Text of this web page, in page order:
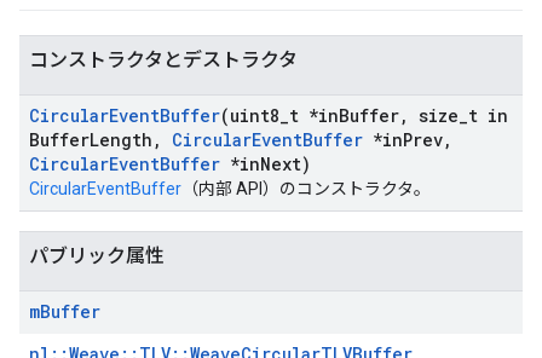
コンストラクタとデストラクタ
CircularEventBuffer(uint8 t *inBuffer, size t in
BufferLength , CircularEventBuffer *inPrev,
CircularEventBuffer *inNext)
CircularEventBuffer （内部 API）のコンストラクタ。
パブリック属性
mBuffer